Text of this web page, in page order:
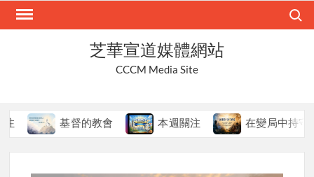
Skip
芝華宣道媒體網站
CCCM Media Site
基督的教會 本週關注 在變局中持守真道